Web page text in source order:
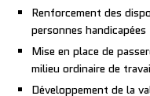
Renforcement des
personnes handicapées
Mise en place de
milieu ordinaire de
Développement de la